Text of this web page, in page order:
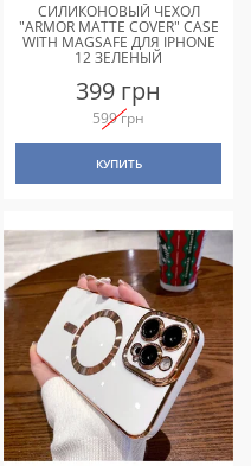
СИЛИКОНОВЫЙ ЧЕХОЛ
"ARMOR MATTE COVER" CASE
WITH MAGSAFE ДЛЯ IPHONE
12 ЗЕЛЕНЫЙ
399 грн
599 грн
КУПИТЬ